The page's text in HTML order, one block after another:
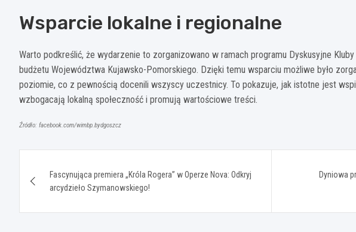
Wsparcie lokalne i regionalne
Warto podkreślić, że wydarzenie to zorganizowano w ramach programu Dyskusyjne
budżetu Województwa Kujawsko-Pomorskiego. Dzięki temu wsparciu możliwe było
poziomie, co z pewnością docenili wszyscy uczestnicy. To pokazuje, jak istotne jest
wzbogacają lokalną społeczność i promują wartościowe treści.
Źródło: facebook.com/wimbp.bydgoszcz
wpisuFascynująca premiera „Króla Rogera” w Operze Nova: Odkryj
arcydzieło Szymanowskiego!
Dyniowa